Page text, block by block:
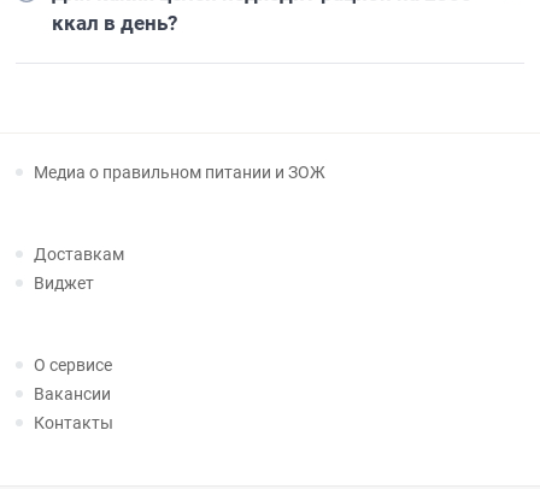
ккал в день?
Медиа о правильном питании и ЗОЖ
Доставкам
Виджет
О сервисе
Вакансии
Контакты